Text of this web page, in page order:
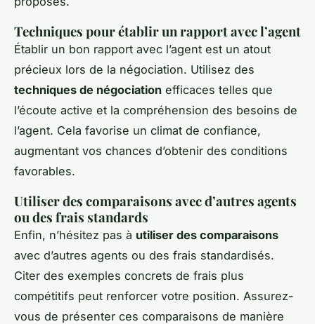
Techniques pour établir un rapport avec l’agent
Établir un bon rapport avec l’agent est un atout
précieux lors de la négociation. Utilisez des
techniques de négociation efficaces telles que
l’écoute active et la compréhension des besoins de
l’agent. Cela favorise un climat de confiance,
augmentant vos chances d’obtenir des conditions
favorables.
Utiliser des comparaisons avec d’autres agents
ou des frais standards
Enfin, n’hésitez pas à utiliser des comparaisons
avec d’autres agents ou des frais standardisés.
Citer des exemples concrets de frais plus
compétitifs peut renforcer votre position. Assurez-
vous de présenter ces comparaisons de manière